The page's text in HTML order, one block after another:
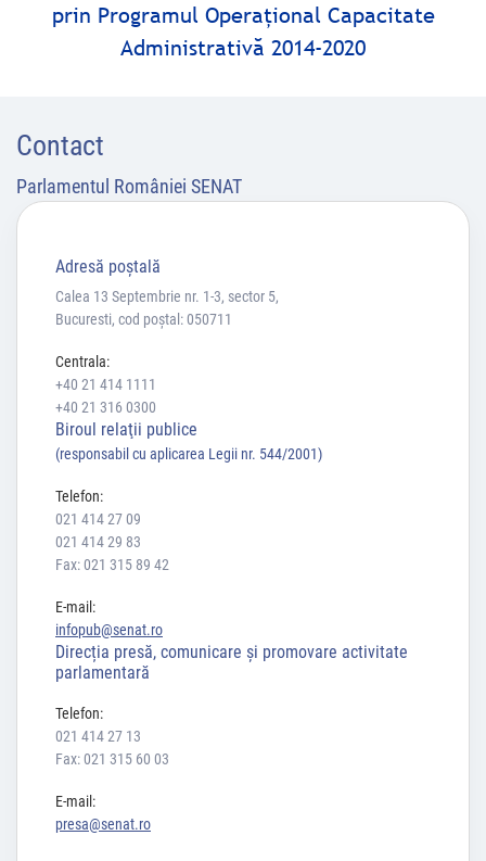
prin Programul Operaţional Capacitate
Administrativă 2014-2020
Contact
Parlamentul României SENAT
Adresă poştală
Calea 13 Septembrie nr. 1-3, sector 5,
Bucuresti, cod poștal: 050711
Centrala:
+40 21 414 1111
+40 21 316 0300
Biroul relaţii publice
(responsabil cu aplicarea Legii nr. 544/2001)
Telefon:
021 414 27 09
021 414 29 83
Fax: 021 315 89 42
E-mail:
infopub@senat.ro
Direcția presă, comunicare și promovare activitate
parlamentară
Telefon:
021 414 27 13
Fax: 021 315 60 03
E-mail:
presa@senat.ro